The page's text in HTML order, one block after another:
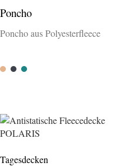
Poncho
Poncho aus Polyesterfleece
CamelAnthrazit
Petrol
Tagesdecken